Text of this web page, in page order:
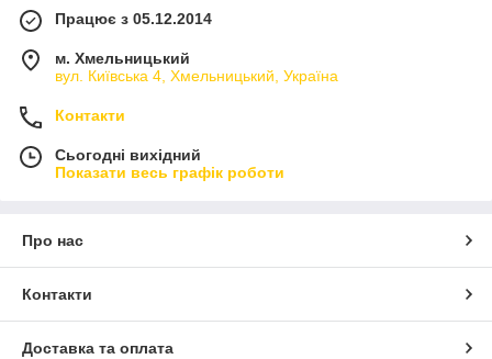
Працює з 05.12.2014
м. Хмельницький
вул. Київська 4, Хмельницький, Україна
Контакти
Сьогодні вихідний
Показати весь графік роботи
Про нас
Контакти
Доставка та оплата